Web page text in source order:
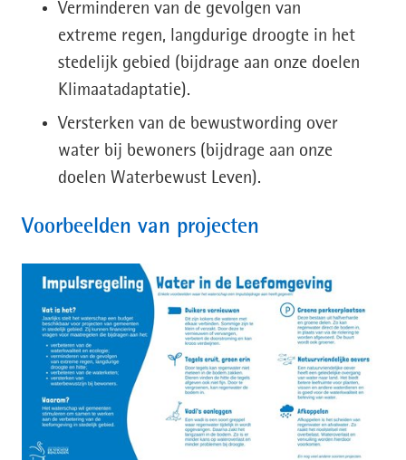
Verminderen van de gevolgen van
extreme regen, langdurige droogte in het
stedelijk gebied (bijdrage aan onze doelen
Klimaatadaptatie).
Versterken van de bewustwording over
water bij bewoners (bijdrage aan onze
doelen Waterbewust Leven).
Voorbeelden van projecten